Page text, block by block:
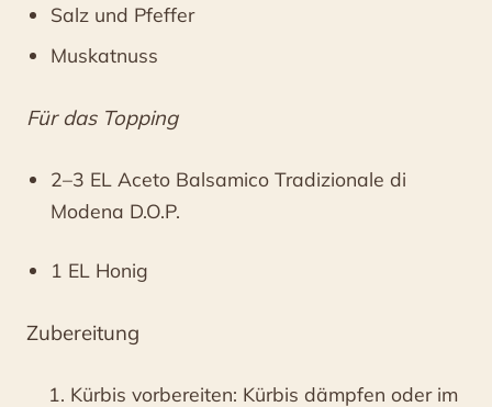
Salz und Pfeffer
Muskatnuss
Für das Topping
2–3 EL Aceto Balsamico Tradizionale di
Modena D.O.P.
1 EL Honig
Zubereitung
Kürbis vorbereiten: Kürbis dämpfen oder im